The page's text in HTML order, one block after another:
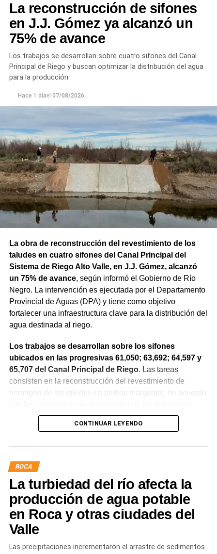
La reconstrucción de sifones
en J.J. Gómez ya alcanzó un
75% de avance
Los trabajos se desarrollan sobre cuatro sifones del Canal
Principal de Riego y buscan optimizar la distribución del agua
para la producción.
Hace 1 díael 07/08/2026
La obra de reconstrucción del revestimiento de los
taludes en cuatro sifones del Canal Principal del
Sistema de Riego Alto Valle, en J.J. Gómez, alcanzó
un 75% de avance, según informó el Gobierno de Río
Negro. La intervención es ejecutada por el Departamento
Provincial de Aguas (DPA) y tiene como objetivo
fortalecer una infraestructura clave para la distribución del
agua destinada al riego.
Los trabajos se desarrollan sobre los sifones
ubicados en las progresivas 61,050; 63,692; 64,597 y
65,707 del Canal Principal de Riego. Las tareas
consisten en la reconstrucción del revestimiento de
hormigón de los taludes en ambas márgenes, de acuerdo
La obra incluye la demolición de losas deterioradas, la
requieren, la ejecución de un nuevo revestimiento de
hormigón reforzado con malla de acero y el sellado de
juntas para mejorar la durabilidad de la infraestructura.
Desde el DPA destacaron que esta intervención forma
parte del plan de mantenimiento y renovación de la
infraestructura hídrica provincial, con el propósito de
optimizar la conducción del agua, preservar el Canal
seguro para los productores del Alto Valle.
CONTINUAR LEYENDO
ROCA
La turbiedad del río afecta la
producción de agua potable
en Roca y otras ciudades del
Valle
Las precipitaciones incrementaron el arrastre de sedimentos